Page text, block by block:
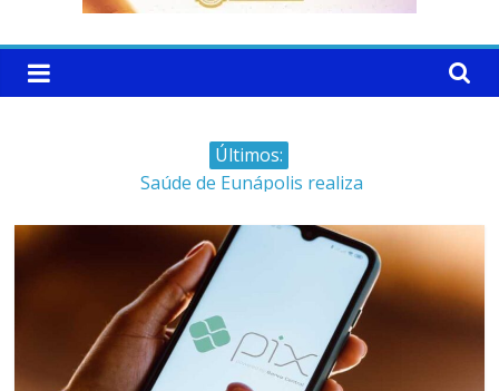
Últimos:
Saúde de Eunápolis realiza
Dourado e Lilás
Máfia das canetas
emagrecedoras na mira da
polícia
Faltam 10 dias para a
campanha começar pra valer